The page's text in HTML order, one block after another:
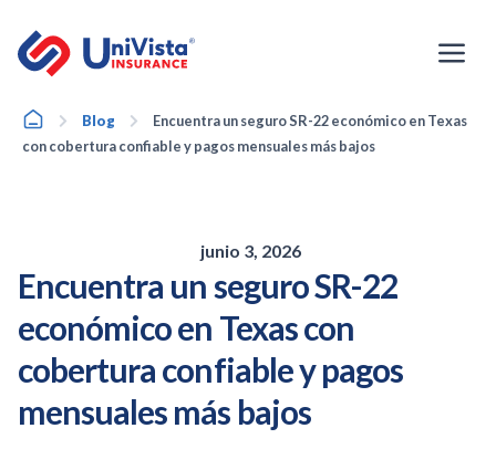
contenido
HomeBlog
Encuentra un seguro SR-22 económico en Texas
con cobertura confiable y pagos mensuales más bajos
junio 3, 2026
Encuentra un seguro SR-22
económico en Texas con
cobertura confiable y pagos
mensuales más bajos